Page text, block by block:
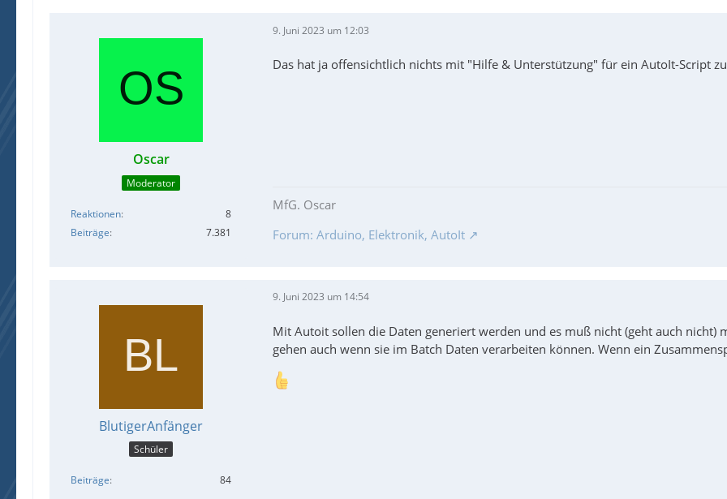
Oscar
Moderator
Reaktionen
8
Beiträge
7.381
9. Juni 2023 um 12:03
Das hat ja offensichtlich nichts mit "Hilfe & Unterstützung" für ein AutoIt-Script
MfG. Oscar
Forum: Arduino, Elektronik, AutoIt
BlutigerAnfänger
Schüler
Beiträge 84
9. Juni 2023 um 14:54
Mit Autoit sollen die Daten generiert werden und es muß nicht (geht auch nicht)
gehen auch wenn sie im Batch Daten verarbeiten können. Wenn ein